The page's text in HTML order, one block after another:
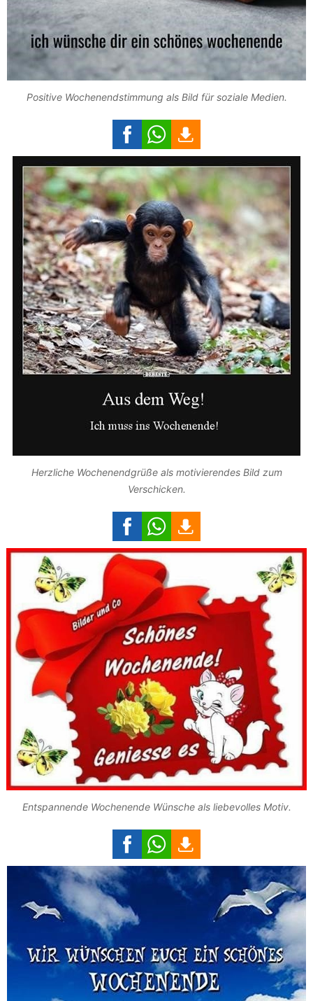
Positive Wochenendstimmung als Bild für soziale Medien.
Herzliche Wochenendgrüße als motivierendes Bild zum
Verschicken.
Entspannende Wochenende Wünsche als liebevolles Motiv.